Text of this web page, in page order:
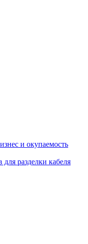
и окупаемость
разделки кабеля